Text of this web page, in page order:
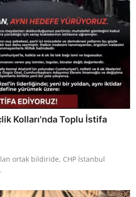
Kolları'nda Toplu İstifa
ortak bildiride, CHP İstanbul